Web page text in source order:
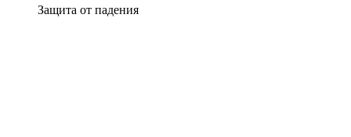
Защита от падения